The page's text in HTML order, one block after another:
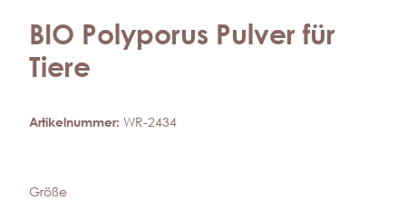
BIO Polyporus Pulver für
Tiere
Artikelnummer: WR-2434
Größe